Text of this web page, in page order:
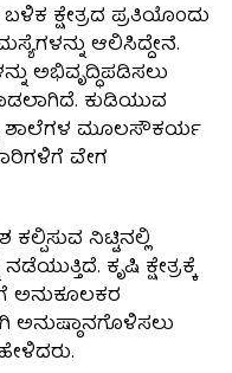
ಕ್ಷೇತ್ರದ ಪ್ರತಿಯೊಂದು
ಆಲಿಸಿದ್ದೇನೆ.
ಅಭಿವೃದ್ಧಿಪಡಿಸಲು
ಕುಡಿಯುವ
ಶಾಲೆಗಳ ಮೂಲಸೌಕರ್ಯ
ವೇಗ
ನಿಟ್ಟಿನಲ್ಲಿ
ಕೃಷಿ ಕ್ಷೇತ್ರಕ್ಕೆ
ಅನುಕೂಲಕರ